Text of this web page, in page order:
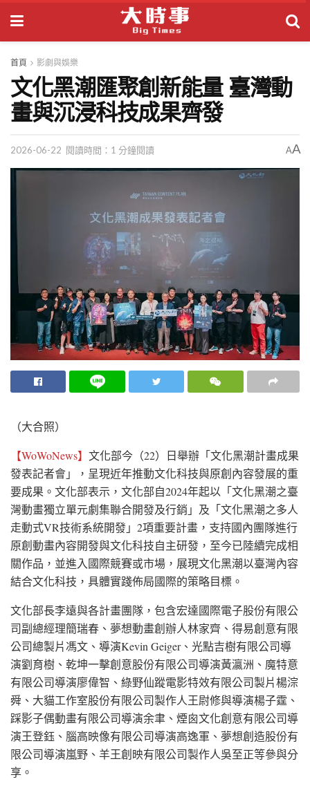
首頁 影劇與娛樂
文化黑潮匯聚創新能量 臺灣動
畫與沉浸科技成果齊發
2026-06-22 閱讀時間：1 分鐘閱讀 AA
（大合照）
【WoWoNews】 文化部今（22）日舉辦「文化黑潮計畫成果
發表記者會」，呈現近年推動文化科技與原創內容發展的重
要成果。文化部表示，文化部自2024年起以「文化黑潮之臺
灣動畫獨立單元劇集聯合開發及行銷」及「文化黑潮之多人
走動式VR技術系統開發」2項重要計畫，支持國內團隊進行
原創動畫內容開發與文化科技自主研發，至今已陸續完成相
關作品，並進入國際競賽或市場，展現文化黑潮以臺灣內容
結合文化科技，具體實踐佈局國際的策略目標。
文化部長李遠與各計畫團隊，包含宏達國際電子股份有限公
司副總經理簡瑞春、夢想動畫創辦人林家齊、得易創意有限
公司總製片馮文、導演Kevin Geiger、光點吉樹有限公司導
演劉育樹、乾坤一擊創意股份有限公司導演黃瀛洲、魔特意
有限公司導演廖偉智、綠野仙蹤電影特效有限公司製片楊淙
舜、大貓工作室股份有限公司製作人王尉修與導演楊子霆、
踩影子偶動畫有限公司導演余聿、煙囪文化創意有限公司導
演王登鈺、腦高映像有限公司導演高逸軍、夢想創造股份有
限公司導演嵐野、羊王創映有限公司製作人吳至正等參與分
享。